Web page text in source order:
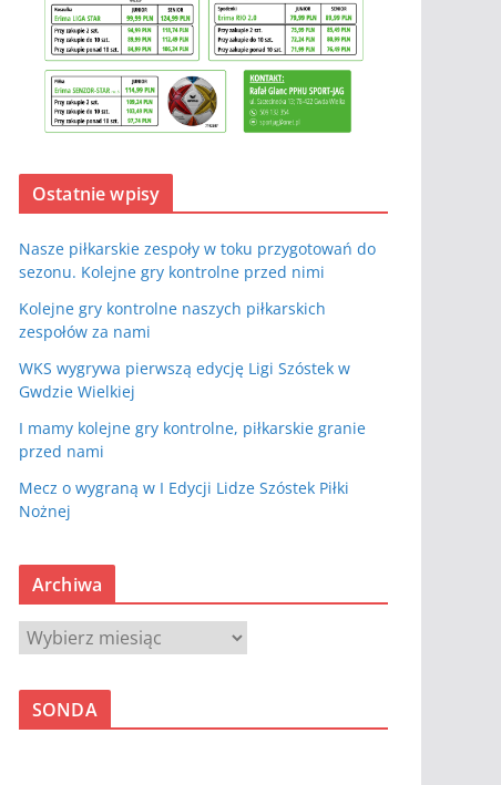
Ostatnie wpisy
Nasze piłkarskie zespoły w toku przygotowań do
sezonu. Kolejne gry kontrolne przed nimi
Kolejne gry kontrolne naszych piłkarskich
zespołów za nami
WKS wygrywa pierwszą edycję Ligi Szóstek w
Gwdzie Wielkiej
I mamy kolejne gry kontrolne, piłkarskie granie
przed nami
Mecz o wygraną w I Edycji Lidze Szóstek Piłki
Nożnej
Archiwa
A
c
SONDA